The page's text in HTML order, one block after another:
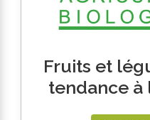
Fruits et
tendance à